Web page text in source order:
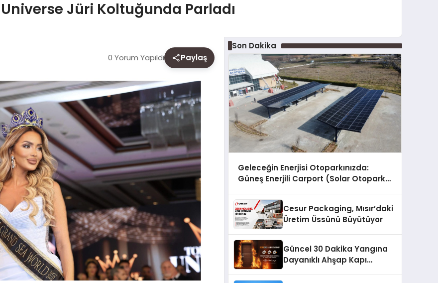
Jüri Koltuğunda Parladı
0 Yorum Yapıldı Paylaş
Son Dakika
Geleceğin Enerjisi Otoparkınızda:
Güneş Enerjili Carport (Solar Otopark)
Cesur Packaging, Mısır’daki
Üretim Üssünü Büyütüyor
Güncel 30 Dakika Yangına
Dayanıklı Ahşap Kapı